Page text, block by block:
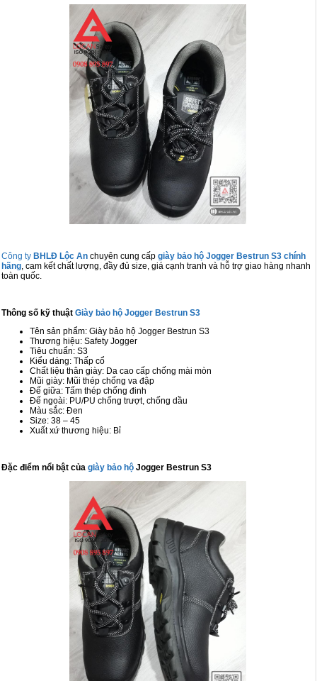
Công ty BHLĐ Lộc An chuyên cung cấp giày bảo hộ Jogger Bestrun S3 chính
hãng, cam kết chất lượng, đầy đủ size, giá cạnh tranh và hỗ trợ giao hàng nhanh
toàn quốc.
Thông số kỹ thuật Giày bảo hộ Jogger Bestrun S3
Tên sản phẩm: Giày bảo hộ Jogger Bestrun S3
Thương hiệu: Safety Jogger
Tiêu chuẩn: S3
Kiểu dáng: Thấp cổ
Chất liệu thân giày: Da cao cấp chống mài mòn
Mũi giày: Mũi thép chống va đập
Đế giữa: Tấm thép chống đinh
Đế ngoài: PU/PU chống trượt, chống dầu
Màu sắc: Đen
Size: 38 – 45
Xuất xứ thương hiệu: Bỉ
Đặc điểm nổi bật của giày bảo hộ Jogger Bestrun S3
Dây đai an toàn, thang dây
Bình chữa cháy, cứu hỏa
Chụp tai, nút tai chống ồn
Cọc giao thông, rào chắn công trình
Bình chữa cháy, cứu hỏa
Chính sách bảo mật thông tin